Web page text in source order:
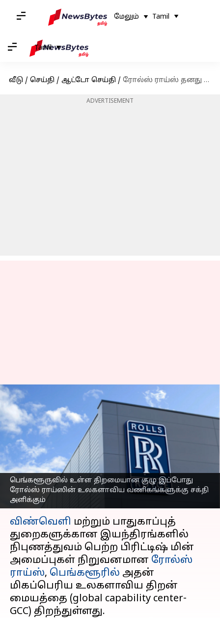
மேலும் Tamil
Tamil
வீடு / செய்தி / ஆட்டோ செய்தி / ரோல்ஸ் ராய்ஸ் தனது மிகப்பெரிய global capability center-ஐ பெங்களூரில் திறந்துள்ளது
ADVERTISEMENT
பெங்களூருவில் உள்ள திறமையான குழு இப்போது
ரோல்ஸ் ராய்ஸின் உலகளாவிய வணிகங்களுக்கு சக்தி
அளிக்கும்
ரோல்ஸ் ராய்ஸ் தனது
மிகப்பெரிய global
capability center-ஐ
பெங்களூரில்
திறந்துள்ளது
எழுதியவர் Venkatalakshmi V Sep 17, 2025 07:00 pm
செய்தி முன்னோட்டம்
விண்வெளி மற்றும் பாதுகாப்புத்
துறைகளுக்கான இயந்திரங்களில்
நிபுணத்துவம் பெற்ற பிரிட்டிஷ் மின்
அமைப்புகள் நிறுவனமான ரோல்ஸ்
ராய்ஸ், பெங்களூரில் அதன்
மிகப்பெரிய உலகளாவிய திறன்
மையத்தை (global capability center-
GCC) திறந்துள்ளது.